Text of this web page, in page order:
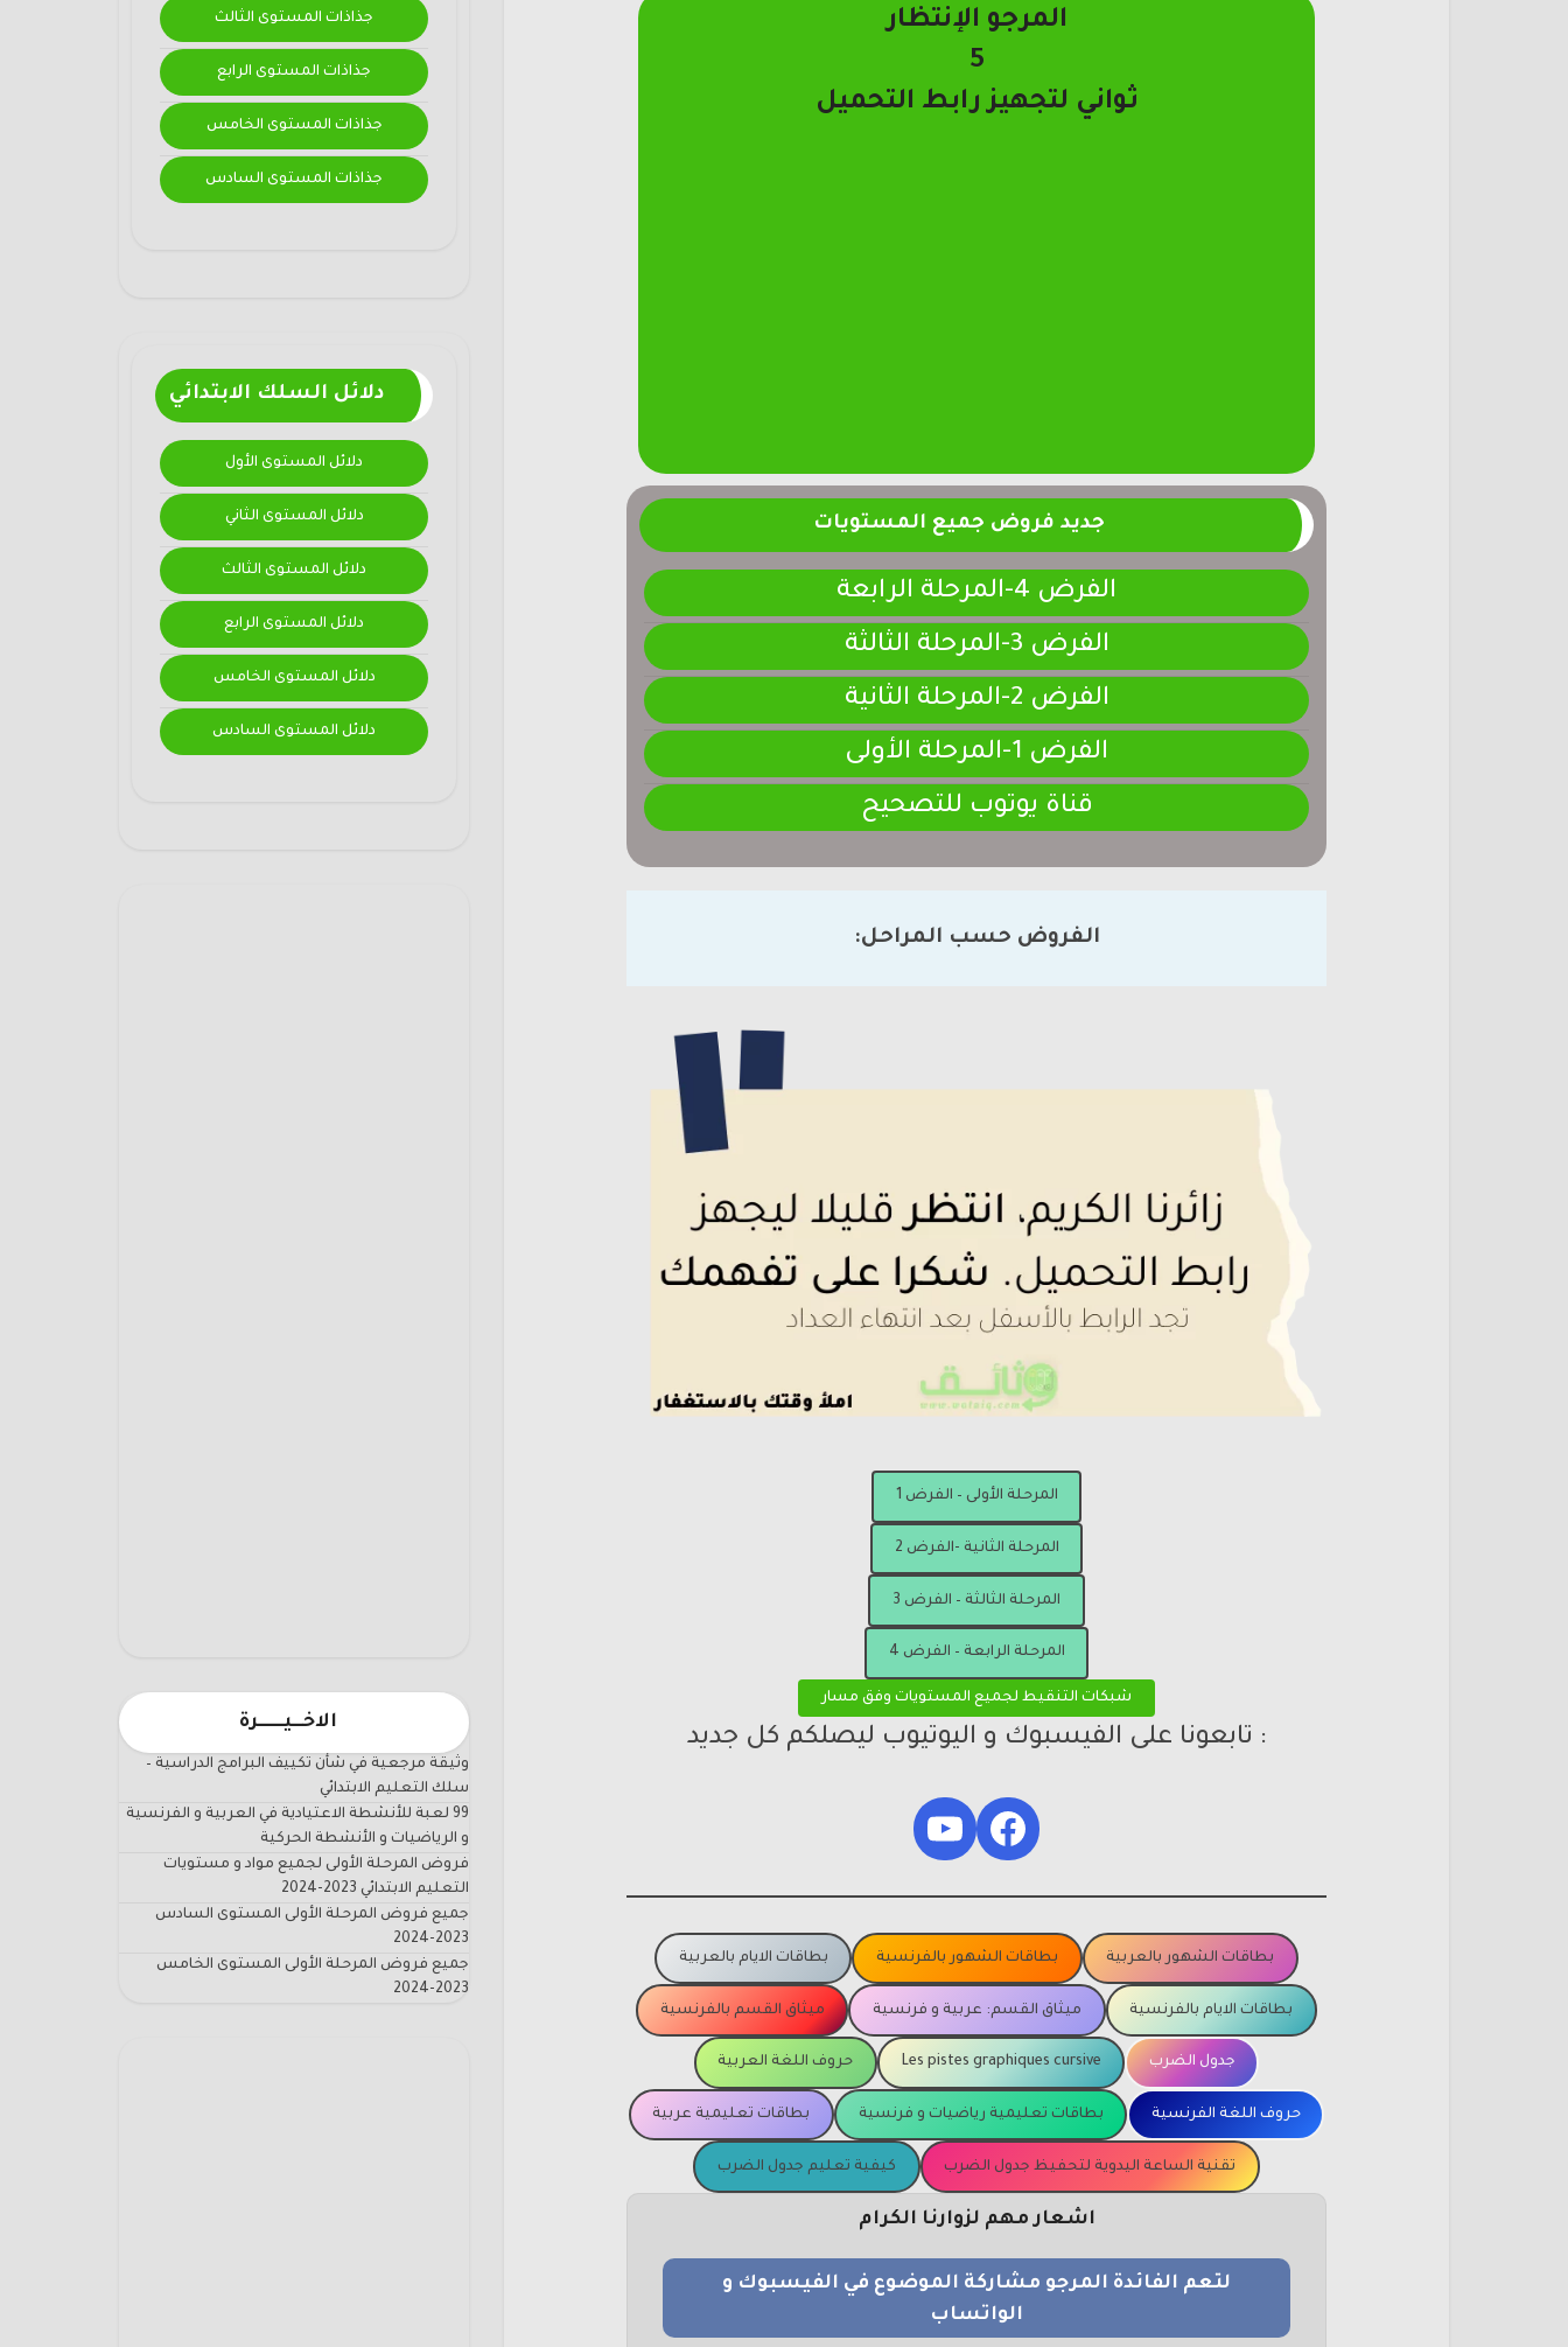
جذاذات المستوى الثالث
جذاذات المستوى الرابع
جذاذات المستوى الخامس
جذاذات المستوى السادس
دلائل السلك الابتدائي
دلائل المستوى الأول
دلائل المستوى الثاني
دلائل المستوى الثالث
دلائل المستوى الرابع
دلائل المستوى الخامس
دلائل المستوى السادس
الاخـــيـــــــرة
وثيقة مرجعية في شأن تكييف البرامج الدراسية –
سلك التعليم الابتدائي
99 لعبة للأنشطة الاعتيادية في العربية و الفرنسية
و الرياضيات و الأنشطة الحركية
فروض المرحلة الأولى لجميع مواد و مستويات
التعليم الابتدائي 2023-2024
جميع فروض المرحلة الأولى المستوى السادس
2023-2024
جميع فروض المرحلة الأولى المستوى الخامس
2023-2024
المرجو الإنتظار
4
ثواني لتجهيز رابط التحميل
جديد فروض جميع المستويات
الفرض 4-المرحلة الرابعة
الفرض 3-المرحلة الثالثة
الفرض 2-المرحلة الثانية
الفرض 1-المرحلة الأولى
قناة يوتوب للتصحيح
الفروض حسب المراحل:
المرحلة الأولى – الفرض 1
المرحلة الثانية -الفرض 2
المرحلة الثالثة – الفرض 3
المرحلة الرابعة – الفرض 4
شبكات التنقيط لجميع المستويات وفق مسار
: تابعونا على الفيسبوك و اليوتيوب ليصلكم كل جديد
Facebook
YouTube
بطاقات الشهور بالعربية بطاقات الشهور بالفرنسية بطاقات الايام بالعربية
بطاقات الايام بالفرنسية ميثاق القسم: عربية و فرنسية ميثاق القسم بالفرنسية
جدول الضرب Les pistes graphiques cursive حروف اللغة العربية
حروف اللغة الفرنسية بطاقات تعليمية رياضيات و فرنسية بطاقات تعليمية عربية
تقنية الساعة اليدوية لتحفيظ جدول الضرب كيفية تعليم جدول الضرب
اشعار مهم لزوارنا الكرام
لتعم الفائدة المرجو مشاركة الموضوع في الفيسبوك و
الواتساب